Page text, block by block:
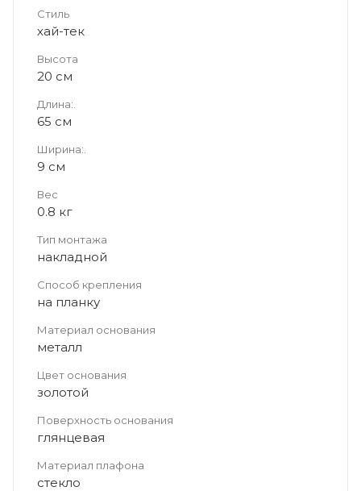
Стиль
хай-тек
Высота
20 см
Длина:.
65 см
Ширина:.
9 см
Вес
0.8 кг
Тип монтажа
накладной
Способ крепления
на планку
Материал основания
металл
Цвет основания
золотой
Поверхность основания
глянцевая
Материал плафона
стекло